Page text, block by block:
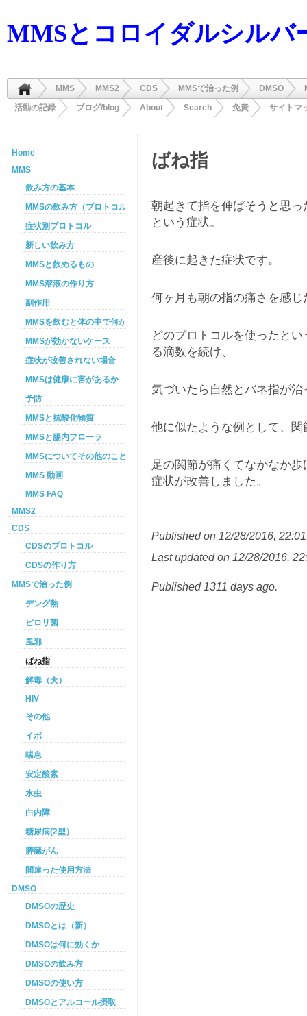
MMSとコロイダルシルバ
MMS MMS2 CDS MMSで治った例 DMSO
活動の記録
ブログ/blog About Search 免責 サイトマ
ばね指
朝起きて指を伸ばそうと思
という症状。
産後に起きた症状です。
何ヶ月も朝の指の痛さを感
どのプロトコルを使ったと
る滴数を続け、
気づいたら自然とバネ指が
他に似たような例として、関
足の関節が痛くてなかなか
症状が改善しました。
Published on 12/28/2016,
Last updated on 12/28/2016,
Published 1311 days ago.
Home
MMS
飲み方の基本
MMSの飲み方（プロトコル）
症状別プロトコル
新しい飲み方
MMSと飲めるもの
MMS溶液の作り方
副作用
MMSを飲むと体の中で何が起こるか
MMSが効かないケース
症状が改善されない場合
MMSは健康に害があるか
予防
MMSと抗酸化物質
MMSと腸内フローラ
MMSについてその他のこと
MMS 動画
MMS FAQ
MMS2
CDS
CDSのプロトコル
CDSの作り方
MMSで治った例
デング熱
ピロリ菌
風邪
ばね指
解毒（犬）
HIV
その他
イボ
喘息
安定酸素
水虫
白内障
糖尿病(2型）
膵臓がん
間違った使用方法
DMSO
DMSOの歴史
DMSOとは（新）
DMSOは何に効くか
DMSOの飲み方
DMSOの使い方
DMSOとアルコール摂取